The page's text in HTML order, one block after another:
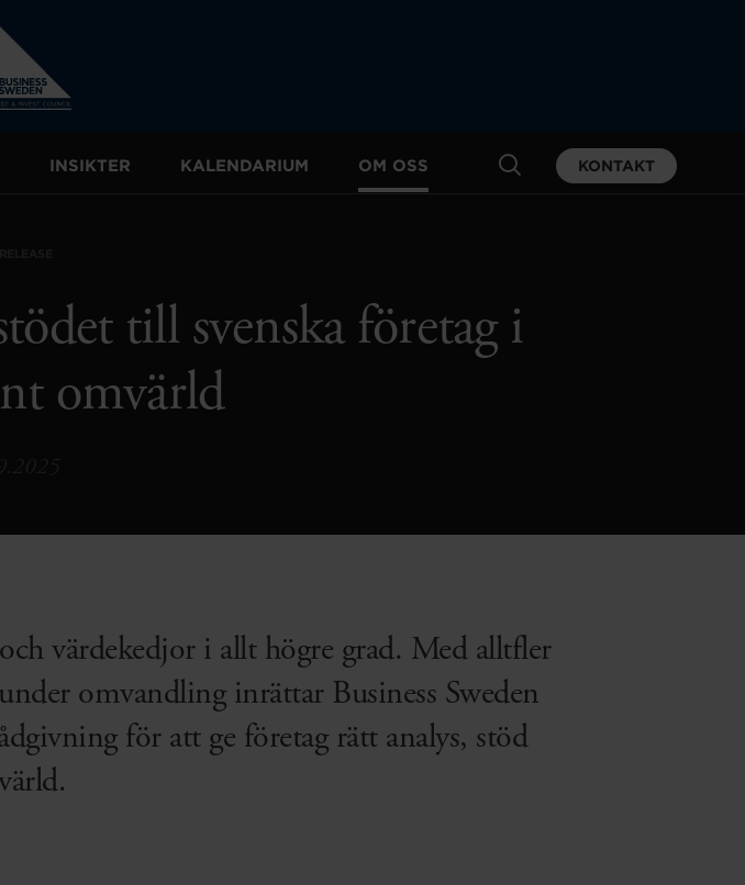
INSIKTER KALENDARIUM OM OSS KONTAKT
till svenska företag i
omvärld
värdekedjor i allt högre grad. Med alltfler
omvandling inrättar Business Sweden
för att ge företag rätt analys, stöd